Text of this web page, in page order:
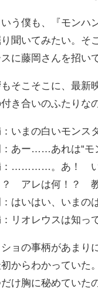
う僕も、『モンハ
聞いてみたい。そ
に藤岡さんを招い
そこそこに、最新
き合いのふたりな
いまの白いモンス
あー……あれは“モ
：…………。あ！ い
？ アレは何！？ 教
はいはい、いまの
リオレウスは知っ
ョの事柄があまり
からわかっていた
だけ胸に秘めていた